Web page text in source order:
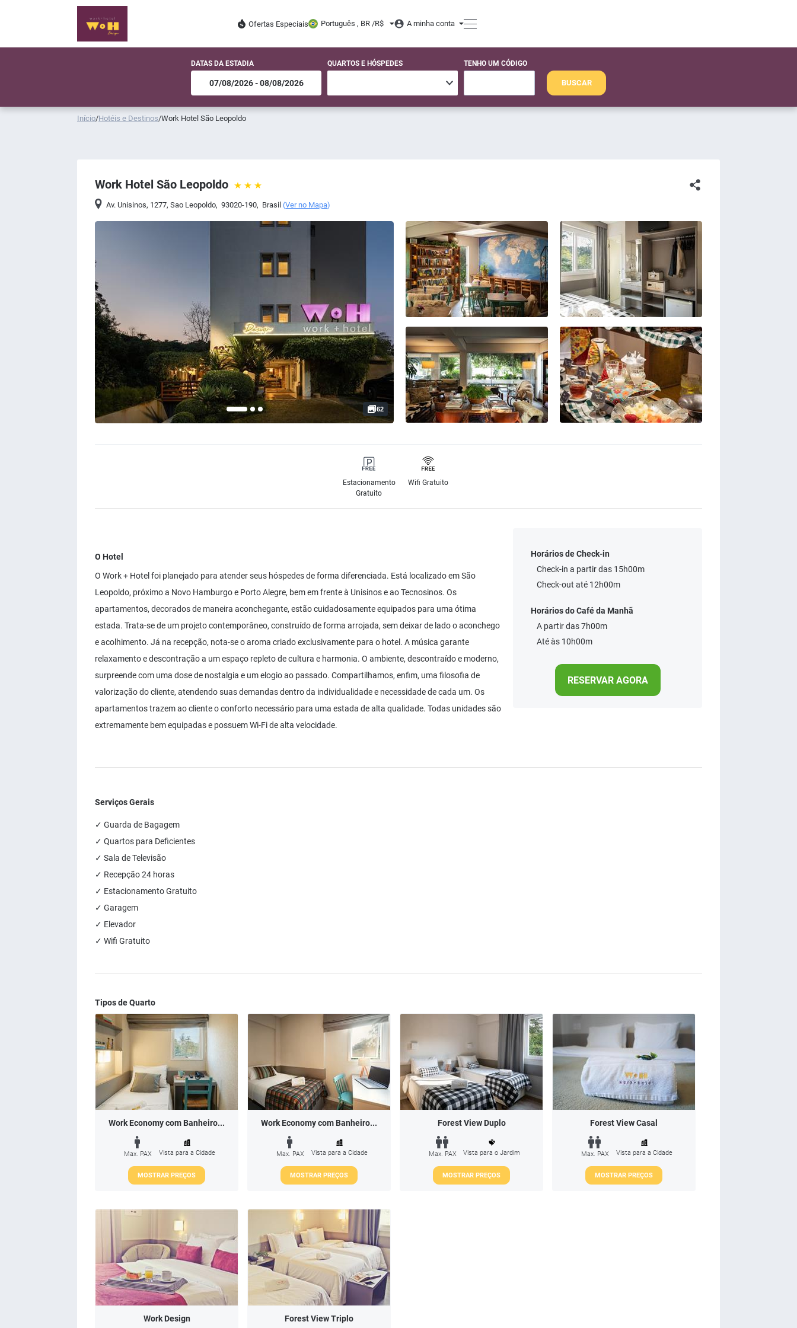
Ofertas Especiais Português , BR /R$ A minha conta
DATAS DA ESTADIA QUARTOS E HÓSPEDES TENHO UM CÓDIGO
BUSCAR
Início/Hotéis e Destinos/Work Hotel São Leopoldo
Work Hotel São Leopoldo
Av. Unisinos, 1277,Sao Leopoldo, 93020-190, Brasil (Ver no Mapa)
62
Estacionamento
Gratuito
Wifi Gratuito
O Hotel
O Work + Hotel foi planejado para atender seus hóspedes de forma diferenciada. Está localizado em São
Leopoldo, próximo a Novo Hamburgo e Porto Alegre, bem em frente à Unisinos e ao Tecnosinos. Os
apartamentos, decorados de maneira aconchegante, estão cuidadosamente equipados para uma ótima
estada. Trata-se de um projeto contemporâneo, construído de forma arrojada, sem deixar de lado o aconchego
e acolhimento. Já na recepção, nota-se o aroma criado exclusivamente para o hotel. A música garante
relaxamento e descontração a um espaço repleto de cultura e harmonia. O ambiente, descontraído e moderno,
surpreende com uma dose de nostalgia e um elogio ao passado. Compartilhamos, enfim, uma filosofia de
valorização do cliente, atendendo suas demandas dentro da individualidade e necessidade de cada um. Os
apartamentos trazem ao cliente o conforto necessário para uma estada de alta qualidade. Todas unidades são
extremamente bem equipadas e possuem Wi-Fi de alta velocidade.
Horários de Check-in
Check-in a partir das 15h00m
Check-out até 12h00m
Horários do Café da Manhã
A partir das 7h00m
Até às 10h00m
RESERVAR AGORA
Serviços Gerais
✓ Guarda de Bagagem
✓ Quartos para Deficientes
✓ Sala de Televisão
✓ Recepção 24 horas
✓ Estacionamento Gratuito
✓ Garagem
✓ Elevador
✓ Wifi Gratuito
Tipos de Quarto
Work Economy com Banheiro...
Max. PAX Vista para a Cidade
MOSTRAR PREÇOS
Work Economy com Banheiro...
Max. PAX Vista para a Cidade
MOSTRAR PREÇOS
Forest View Duplo
Max. PAX Vista para o Jardim
MOSTRAR PREÇOS
Forest View Casal
Max. PAX Vista para a Cidade
MOSTRAR PREÇOS
Work Design Forest View Triplo